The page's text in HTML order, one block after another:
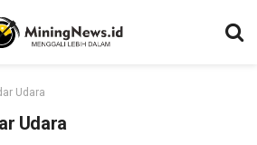
Udara
Udara